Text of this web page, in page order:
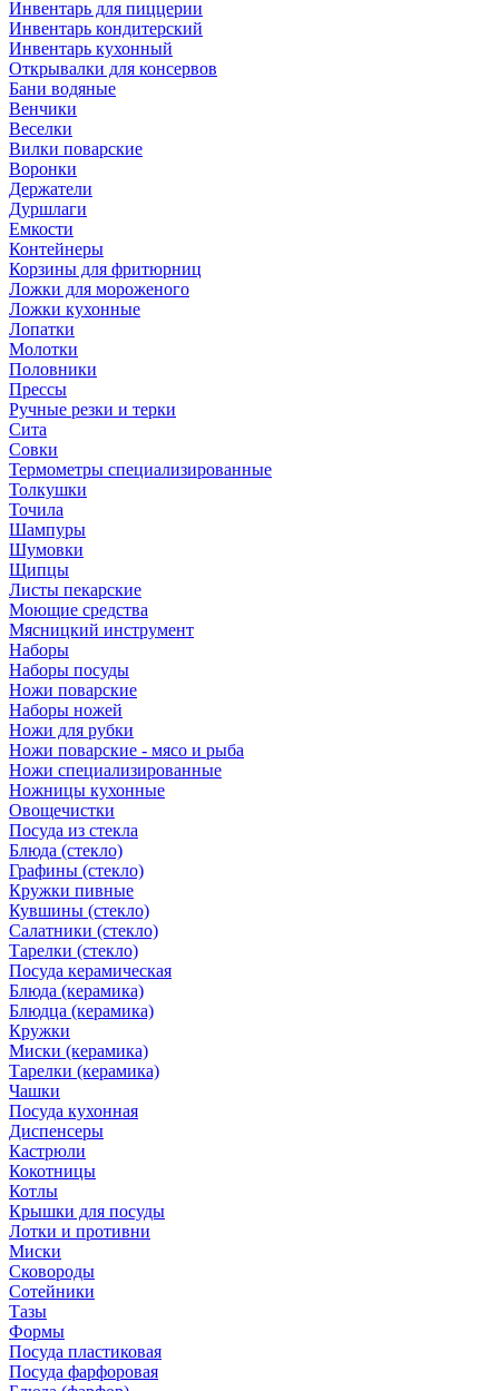
Инвентарь для пиццерии
Инвентарь кондитерский
Инвентарь кухонный
Открывалки для консервов
Бани водяные
Венчики
Веселки
Вилки поварские
Воронки
Держатели
Дуршлаги
Емкости
Контейнеры
Корзины для фритюрниц
Ложки для мороженого
Ложки кухонные
Лопатки
Молотки
Половники
Прессы
Ручные резки и терки
Сита
Совки
Термометры специализированные
Толкушки
Точила
Шампуры
Шумовки
Щипцы
Листы пекарские
Моющие средства
Мясницкий инструмент
Наборы
Наборы посуды
Ножи поварские
Наборы ножей
Ножи для рубки
Ножи поварские - мясо и рыба
Ножи специализированные
Ножницы кухонные
Овощечистки
Посуда из стекла
Блюда (стекло)
Графины (стекло)
Кружки пивные
Кувшины (стекло)
Салатники (стекло)
Тарелки (стекло)
Посуда керамическая
Блюда (керамика)
Блюдца (керамика)
Кружки
Миски (керамика)
Тарелки (керамика)
Чашки
Посуда кухонная
Диспенсеры
Кастрюли
Кокотницы
Котлы
Крышки для посуды
Лотки и противни
Миски
Сковороды
Сотейники
Тазы
Формы
Посуда пластиковая
Посуда фарфоровая